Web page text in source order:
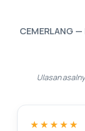
CEMERLANG —
Ulasan
★★★★★